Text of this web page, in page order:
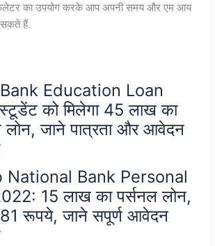
का उपयोग करके आप अपनी समय और एम आय
हैं.
Education Loan
को मिलेगा 45 लाख का
जाने पात्रता और आवेदन
National Bank Personal
15 लाख का पर्सनल लोन,
रूपये, जाने सपूर्ण आवेदन